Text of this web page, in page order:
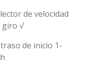
de velocidad
giro √
de inicio 1-